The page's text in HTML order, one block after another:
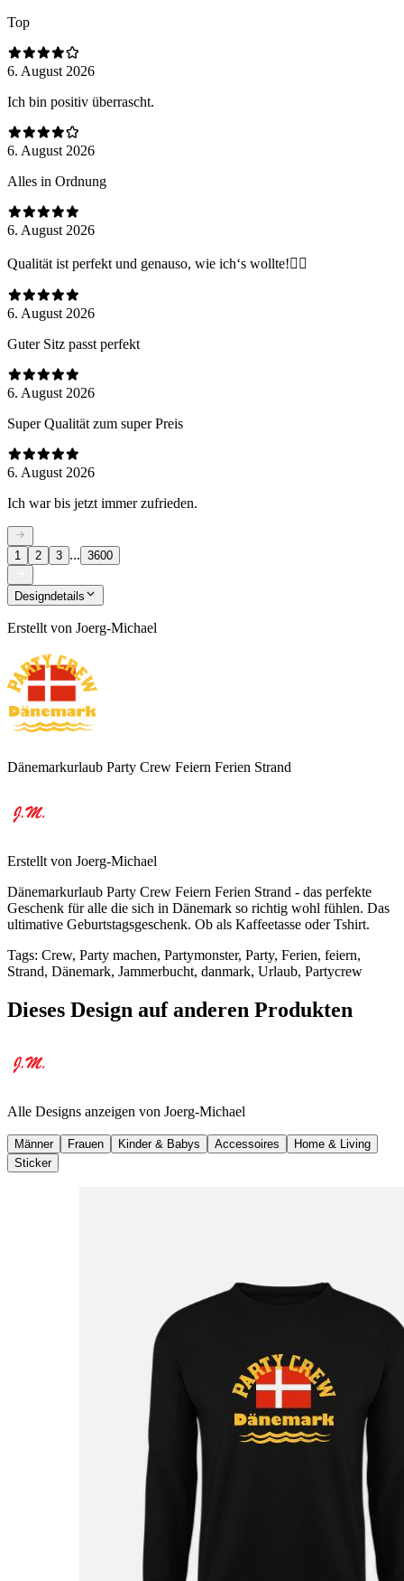
Top
6. August 2026
Ich bin positiv überrascht.
6. August 2026
Alles in Ordnung
6. August 2026
Qualität ist perfekt und genauso, wie ich‘s wollte!😮‍💨
6. August 2026
Guter Sitz passt perfekt
6. August 2026
Super Qualität zum super Preis
6. August 2026
Ich war bis jetzt immer zufrieden.
1 2 3 ... 3600
Designdetails
Erstellt von Joerg-Michael
Dänemarkurlaub Party Crew Feiern Ferien Strand
Erstellt von Joerg-Michael
Dänemarkurlaub Party Crew Feiern Ferien Strand - das perfekte
Geschenk für alle die sich in Dänemark so richtig wohl fühlen. Das
ultimative Geburtstagsgeschenk. Ob als Kaffeetasse oder Tshirt.
Tags: Crew, Party machen, Partymonster, Party, Ferien, feiern,
Strand, Dänemark, Jammerbucht, danmark, Urlaub, Partycrew
Dieses Design auf anderen Produkten
Alle Designs anzeigen von Joerg-Michael
Männer Frauen Kinder & Babys Accessoires
Home & Living
Sticker